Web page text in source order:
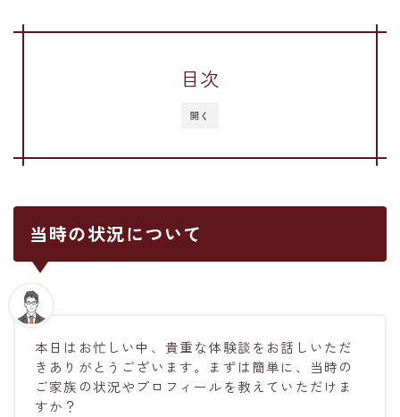
開く
目次
当時の状況について
本日はお忙しい中、貴重な体験談をお話しいただ
きありがとうございます。まずは簡単に、当時の
ご家族の状況やプロフィールを教えていただけま
すか？